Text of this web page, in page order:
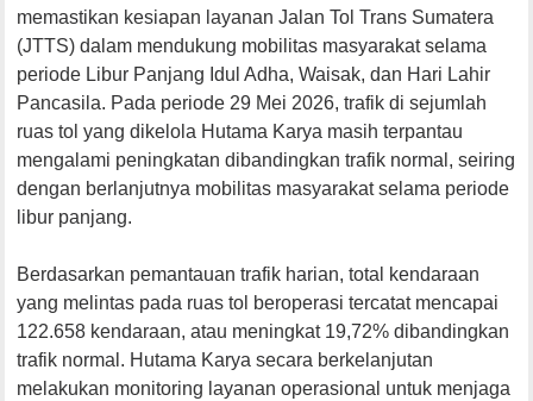
memastikan kesiapan layanan Jalan Tol Trans Sumatera
(JTTS) dalam mendukung mobilitas masyarakat selama
periode Libur Panjang Idul Adha, Waisak, dan Hari Lahir
Pancasila. Pada periode 29 Mei 2026, trafik di sejumlah
ruas tol yang dikelola Hutama Karya masih terpantau
mengalami peningkatan dibandingkan trafik normal, seiring
dengan berlanjutnya mobilitas masyarakat selama periode
libur panjang.
Berdasarkan pemantauan trafik harian, total kendaraan
yang melintas pada ruas tol beroperasi tercatat mencapai
122.658 kendaraan, atau meningkat 19,72% dibandingkan
trafik normal. Hutama Karya secara berkelanjutan
melakukan monitoring layanan operasional untuk menjaga